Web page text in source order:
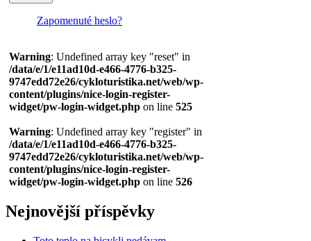
Zapomenuté heslo?
Warning: Undefined array key "reset" in
/data/e/1/e11ad10d-e466-4776-b325-
9747edd72e26/cykloturistika.net/web/wp-
content/plugins/nice-login-register-
widget/pw-login-widget.php on line 525
Warning: Undefined array key "register" in
/data/e/1/e11ad10d-e466-4776-b325-
9747edd72e26/cykloturistika.net/web/wp-
content/plugins/nice-login-register-
widget/pw-login-widget.php on line 526
Nejnovější příspěvky